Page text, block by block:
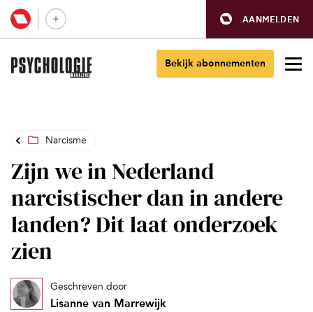
AANMELDEN
Bekijk abonnementen
Narcisme
Zijn we in Nederland
narcistischer dan in andere
landen? Dit laat onderzoek
zien
Geschreven door
Lisanne van Marrewijk